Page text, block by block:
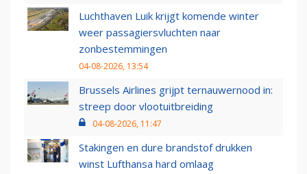
Luchthaven Luik krijgt komende winter
weer passagiersvluchten naar
zonbestemmingen
04-08-2026, 13:54
Brussels Airlines grijpt ternauwernood in:
streep door vlootuitbreiding
04-08-2026, 11:47
Stakingen en dure brandstof drukken
winst Lufthansa hard omlaag